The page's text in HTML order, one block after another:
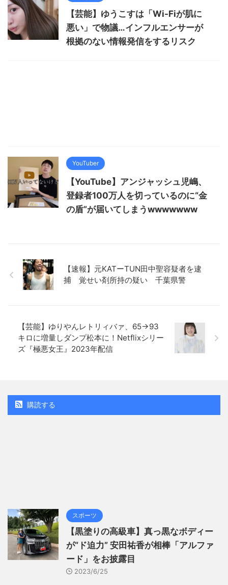
【芸能】ゆうこすは「Wi-Fiが肌に
悪い」で物議…インフルエンサーが
根拠のない情報発信をするリスク
YouTuber
【YouTube】アンジャッシュ児嶋、
登録者100万人を切っているのに“金
の盾”が届いてしまうwwwwwww
【速報】元KATーTUN田中聖容疑者を逮
捕 覚せい剤所持の疑い 千葉県警
【芸能】ゆりやんレトリィバァ、65→93
キロに増量しダンプ松本に！Netflixシリー
ズ『極悪女王』2023年配信
購読する
スポーツ
【黒塗りの高級車】真っ黒なボディー
が“ド迫力” 安田祐香が相棒「アルファ
ード」をお披露目
2023/6/25